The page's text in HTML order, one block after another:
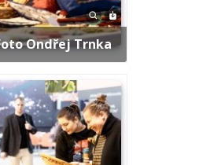
Foto Ondřej Trnka